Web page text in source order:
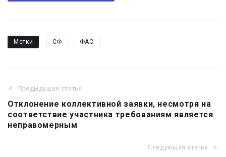
Метки СФ ФАС
Навигация
по
записям
Предыдущая статья
Отклонение коллективной заявки, несмотря на
соответствие участника требованиям является
неправомерным
Следующая статья